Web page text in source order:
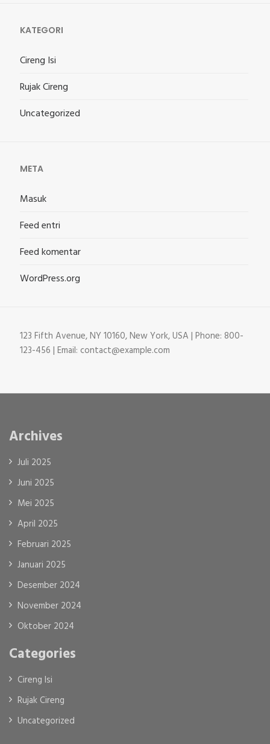
KATEGORI
Cireng Isi
Rujak Cireng
Uncategorized
META
Masuk
Feed entri
Feed komentar
WordPress.org
123 Fifth Avenue, NY 10160, New York, USA | Phone: 800-
123-456 | Email: contact@example.com
Archives
Juli 2025
Juni 2025
Mei 2025
April 2025
Februari 2025
Januari 2025
Desember 2024
November 2024
Oktober 2024
Categories
Cireng Isi
Rujak Cireng
Uncategorized